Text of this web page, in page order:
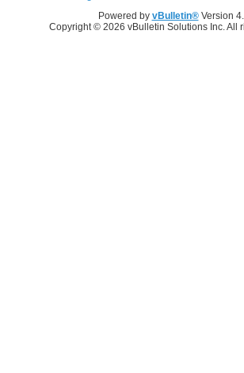
Powered by vBulletin®Version
Copyright © 2026 vBulletin Solutions Inc. All